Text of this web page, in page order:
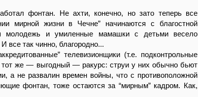
фонтан. Не ахти, конечно, но зато теперь все
мирной жизни в Чечне” начинаются с благостной
молодежь и умиленные мамашки с детьми весело
все так чинно, благородно...
телевизионщики (т.е. подконтрольные
тот же — выгодный — ракурс: струи у них обычно бьют
а не развалин времен войны, что с противоположной
фонтан, тоже остаются за “мирным” кадром. Как,